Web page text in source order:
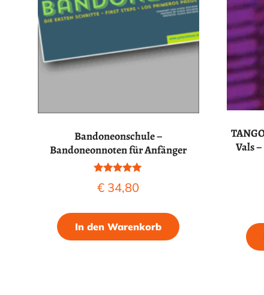
Bandoneonschule –
Bandoneonnoten für Anfänger
Bewertet mit
5.00
€ 34,80
In den Warenkorb
Vals